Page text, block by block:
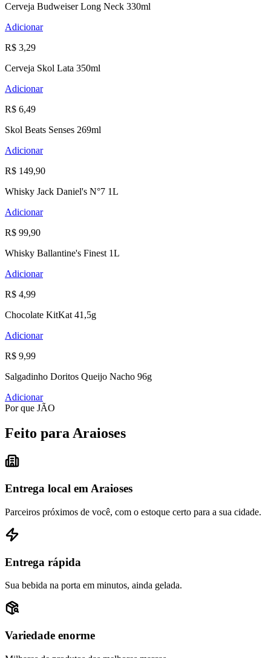
Cerveja Budweiser Long Neck 330ml
Adicionar
R$ 3,29
Cerveja Skol Lata 350ml
Adicionar
R$ 6,49
Skol Beats Senses 269ml
Adicionar
R$ 149,90
Whisky Jack Daniel's N°7 1L
Adicionar
R$ 99,90
Whisky Ballantine's Finest 1L
Adicionar
R$ 4,99
Chocolate KitKat 41,5g
Adicionar
R$ 9,99
Salgadinho Doritos Queijo Nacho 96g
Adicionar
Por que JÃO
Feito para Araioses
Entrega local em Araioses
Parceiros próximos de você, com o estoque certo para a sua cidade.
Entrega rápida
Sua bebida na porta em minutos, ainda gelada.
Variedade enorme